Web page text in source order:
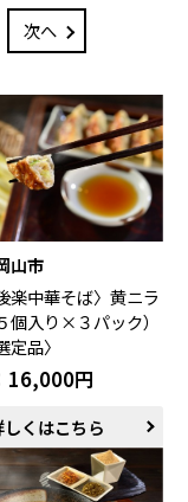
イベントや
チケット等
工芸品・
装飾品
県）
川県）
県）
阜県）
次へ
山市
楽中華そば〉黄ニラ
個入り×３パック）
定品〉
16,000円
しくはこちら